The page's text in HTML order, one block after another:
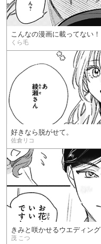
こんなの漫画に載ってない！
くら毛
好きなら脱がせて。
佐倉リコ
きみと咲かせるウエディング
茂 こつ